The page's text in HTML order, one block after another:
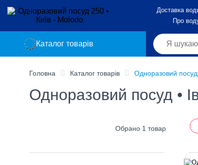
Доставка
Про
Каталог товарів
Головна Каталог товарів Одноразовий посуд
Одноразовий посуд •
Обрано 1 товар